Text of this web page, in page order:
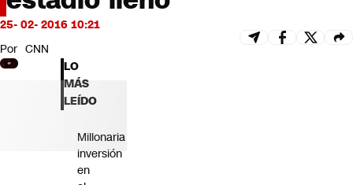
Futuro 360
25- 02- 2016 10:21
Por CNN
LO
MÁS
LEÍDO
Millonaria
inversión
en